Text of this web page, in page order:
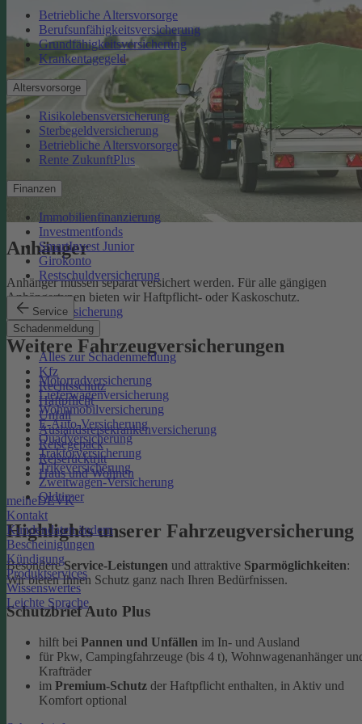
Betriebliche Altersvorsorge
Berufsunfähigkeitsversicherung
Grundfähigkeitsversicherung
Krankentagegeld
Altersvorsorge
Risikolebensversicherung
Sterbegeldversicherung
Betriebliche Altersvorsorge
Rente ZukunftPlus
Finanzen
Immobilienfinanzierung
Investmentfonds
SmartInvest Junior
Girokonto
Restschuldversicherung
Service
Schadenmeldung
Alles zur Schadenmeldung
Kfz
Rechtsschutz
Haftpflicht
Unfall
Auslandsreisekrankenversicherung
Reisegepäck
Reiserücktritt
Haus und Wohnen
meineDEVK
Kontakt
Kundendaten ändern
Bescheinigungen
Kündigung
Produktservices
Wissenswertes
Leichte Sprache
Anhänger
Anhänger müssen separat versichert werden. Für alle gängigen
Anhängertypen bieten wir Haftpflicht- oder Kaskoschutz.
Anhängerversicherung
Weitere Fahrzeugversicherungen
Motorradversicherung
Lieferwagenversicherung
Wohnmobilversicherung
E-Auto-Versicherung
Quadversicherung
Traktorversicherung
Trikeversicherung
Zweitwagen-Versicherung
Oldtimer
Highlights unserer Fahrzeugversicherung
BesondereService-Leistungen und attraktive Sparmöglichkeiten:
Wir bieten Ihnen Schutz ganz nach Ihren Bedürfnissen.
Schutzbrief Auto Plus
hilft bei Pannen und Unfällen im In- und Ausland
für Pkw, Campingfahrzeuge (bis 4 t), Wohnwagenanhänger
Krafträder
im Premium-Schutz der Haftpflicht enthalten, in Aktiv und
Komfort optional